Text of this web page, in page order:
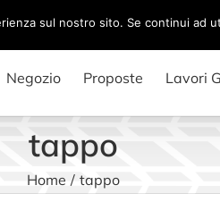
Negozio Proposte Lavori
tappo
Home / tappo
sul nostro sito. Se continui ad